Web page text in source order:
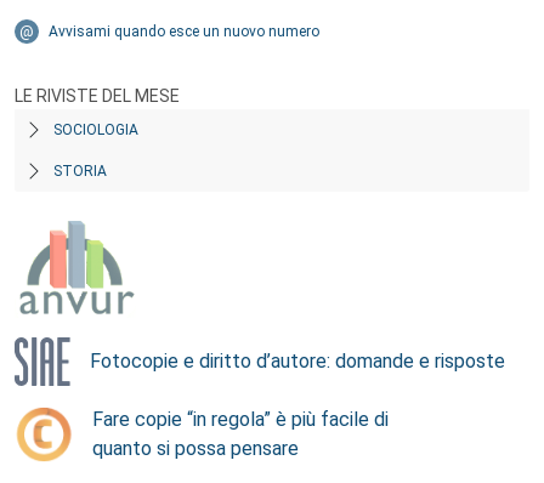
Avvisami quando esce un nuovo numero
LE RIVISTE DEL MESE
SOCIOLOGIA
STORIA
Fotocopie e diritto d’autore: domande e risposte
Fare copie “in regola” è più facile di
quanto si possa pensare